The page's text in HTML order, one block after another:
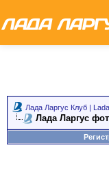
Лада Ларгус Клуб |
Лада Ларгус